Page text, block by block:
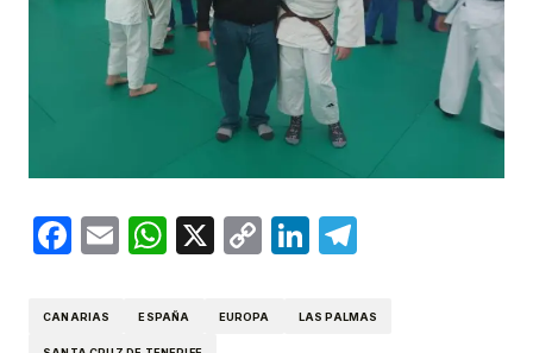
Facebook
EmailWhatsApp
X
CopyLinkedIn
CANARIAS ESPAÑA EUROPA LAS PALMAS